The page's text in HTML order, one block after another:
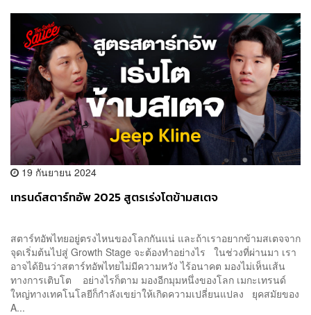
19 กันยายน 2024
เทรนด์สตาร์ทอัพ 2025 สูตรเร่งโตข้ามสเตจ
สตาร์ทอัพไทยอยู่ตรงไหนของโลกกันแน่ และถ้าเราอยากข้ามสเตจจาก
จุดเริ่มต้นไปสู่ Growth Stage จะต้องทำอย่างไร ในช่วงที่ผ่านมา เรา
อาจได้ยินว่าสตาร์ทอัพไทยไม่มีความหวัง ไร้อนาคต มองไม่เห็นเส้น
ทางการเติบโต อย่างไรก็ตาม มองอีกมุมหนึ่งของโลก เมกะเทรนด์
ใหญ่ทางเทคโนโลยีก็กำลังเขย่าให้เกิดความเปลี่ยนแปลง ยุคสมัยของ
A...